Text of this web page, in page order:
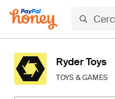
Ryder Toys
TOYS & GAMES